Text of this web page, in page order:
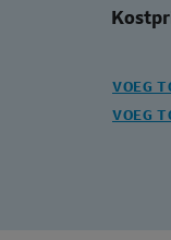
VOEG
VOEG